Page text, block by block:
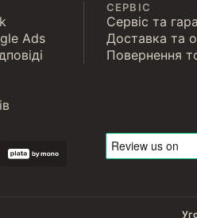
Ads
СЕРВІС
Сервіс та
Доставка та
Повернення